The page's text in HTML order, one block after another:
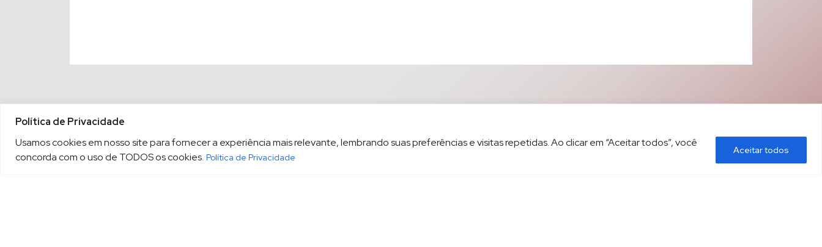
Política de Privacidade
Usamos cookies em nosso site para fornecer a experiência mais relevante, lembrando suas preferências e visitas repetidas. Ao clicar em “Aceitar todos”, você
concorda com o uso de TODOS os cookies. Política de Privacidade
Aceitar todos